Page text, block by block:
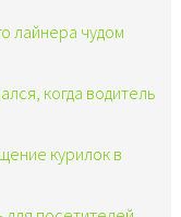
лайнера чудом
когда водитель
курилок в